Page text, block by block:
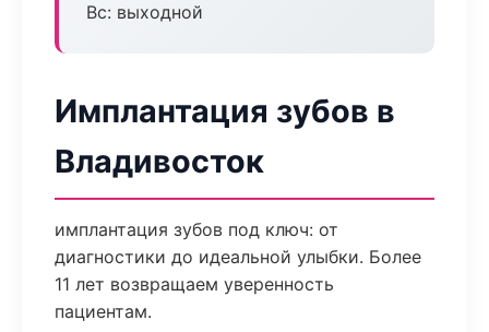
Вс: выходной
Имплантация зубов в
Владивосток
имплантация зубов под ключ: от
диагностики до идеальной улыбки. Более
11 лет возвращаем уверенность
пациентам.